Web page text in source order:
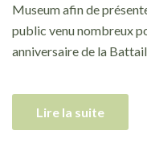
Museum afin de
public venu nombreux
anniversaire de la
Lire la suite